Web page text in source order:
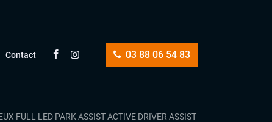
03 88 06 54 83
Contact
FULL LED PARK ASSIST ACTIVE DRIVER ASSIST DETECTION